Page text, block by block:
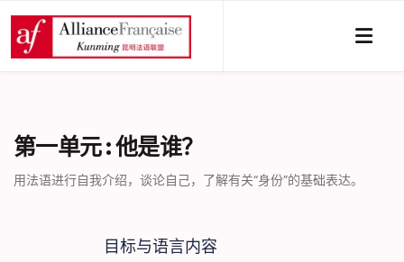
第一单元 : 他是谁？
用法语进行自我介绍，谈论自己，了解有关“身份”的基础表达。
目标与语言内容